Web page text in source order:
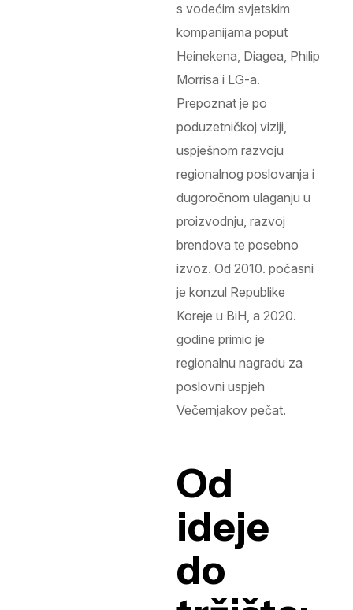
s vodećim svjetskim
kompanijama poput
Heinekena, Diagea, Philip
Morrisa i LG-a.
Prepoznat je po
poduzetničkoj viziji,
uspješnom razvoju
regionalnog poslovanja i
dugoročnom ulaganju u
proizvodnju, razvoj
brendova te posebno
izvoz. Od 2010. počasni
je konzul Republike
Koreje u BiH, a 2020.
godine primio je
regionalnu nagradu za
poslovni uspjeh
Večernjakov pečat.
Od
ideje
do